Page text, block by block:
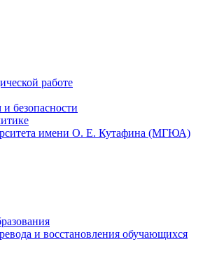
работе
безопасности
имени О. Е. Кутафина (МГЮА)
и восстановления обучающихся